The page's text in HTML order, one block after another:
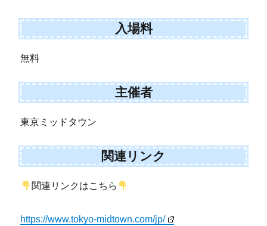
入場料
無料
主催者
東京ミッドタウン
関連リンク
関連リンクはこちら
https://www.tokyo-midtown.com/jp/